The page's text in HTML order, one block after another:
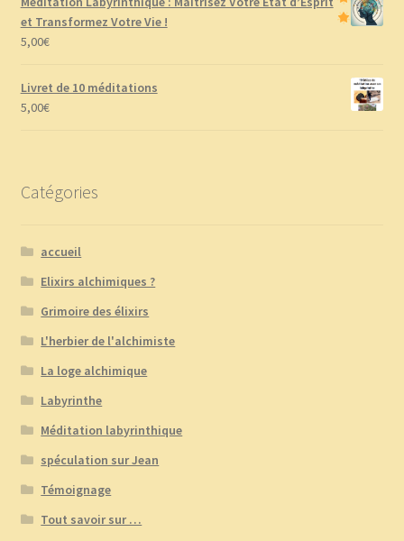
et Transformez Votre Vie !
5,00€
Livret de 10 méditations
5,00€
Catégories
accueil
Elixirs alchimiques ?
Grimoire des élixirs
L'herbier de l'alchimiste
La loge alchimique
Labyrinthe
Méditation labyrinthique
spéculation sur Jean
Témoignage
Tout savoir sur …